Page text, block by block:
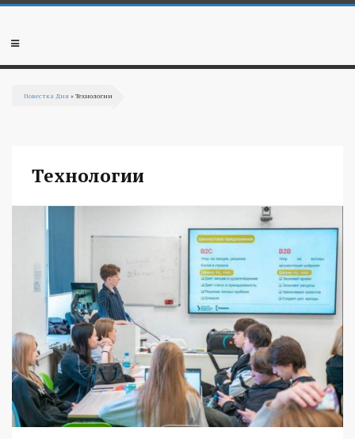
Перейти к основному содержанию
Мобильное
Повестка Дня » Технологии
Технологии